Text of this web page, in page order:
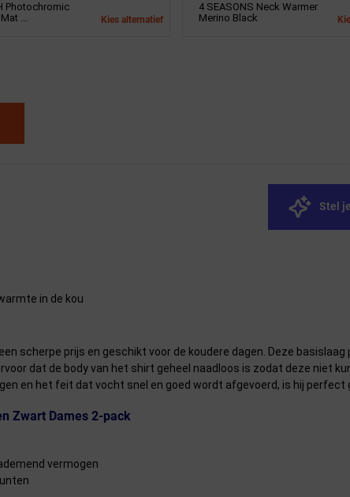
Photochromic
...
Kies alternatief
4 SEASONS Neck Warmer
Merino Black
Stel
in de kou
scherpe prijs en geschikt voor de koudere dagen. Deze
dat de body van het shirt geheel naadloos is zodat deze niet
en het feit dat vocht snel en goed wordt afgevoerd, is hij
Zwart Dames 2-pack
vermogen